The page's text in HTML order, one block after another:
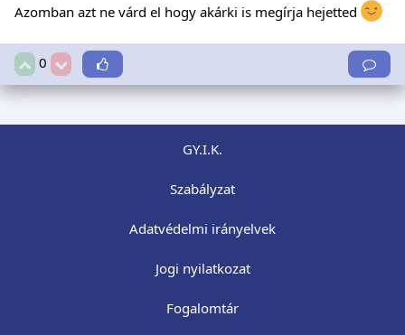
Azomban azt ne várd el hogy akárki is megírja hejetted
0
GY.I.K.
Szabályzat
Adatvédelmi irányelvek
Jogi nyilatkozat
Fogalomtár